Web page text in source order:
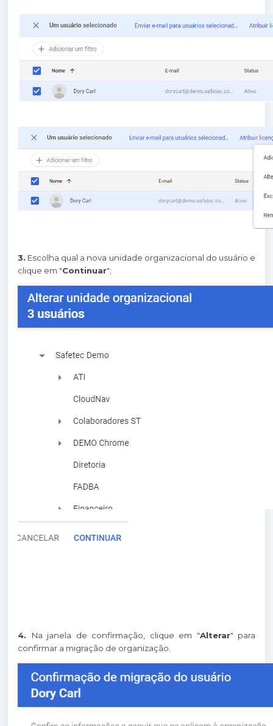
3. Escolha qual a nova unidade organizacional do usuário e
clique em "Continuar";
4. Na janela de confirmação, clique em "Alterar" para
confirmar a migração de organização.